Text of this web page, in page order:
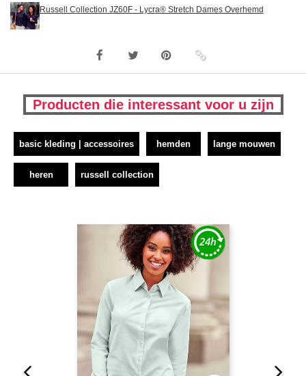
Russell Collection JZ60F - Lycra® Stretch Dames Overhemd
Producten die interessant voor u zijn
basic kleding | accessoires hemden lange mouwen
heren russell collection